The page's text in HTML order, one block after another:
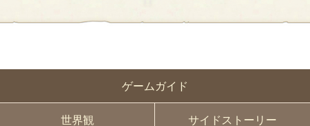
ゲームガイド
世界観 サイドストーリー